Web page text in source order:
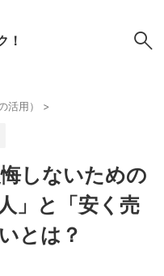
！
活用） >
しないための
」と「安く売
とは？